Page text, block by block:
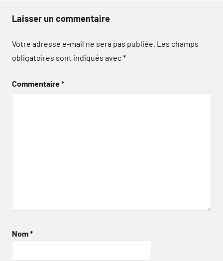
Laisser un commentaire
Votre adresse e-mail ne sera pas publiée. Les champs
obligatoires sont indiqués avec*
Commentaire*
Nom*